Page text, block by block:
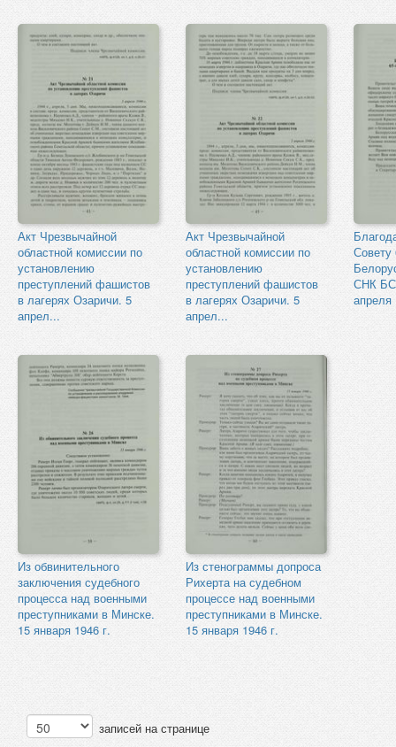
Акт Чрезвычайной
областной комиссии по
установлению
преступлений фашистов
в лагерях Озаричи. 5
апрел...
Акт Чрезвычайной
областной комиссии по
установлению
преступлений фашистов
в лагерях Озаричи. 5
апрел...
Совету
СНК
апреля
Из обвинительного
заключения судебного
процесса над военными
преступниками в Минске.
15 января 1946 г.
Из стенограммы допроса
Рихерта на судебном
процессе над военными
преступниками в Минске.
15 января 1946 г.
записей на странице